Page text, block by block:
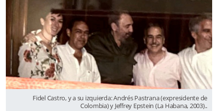
Fidel Castro, y a su izquierda: Andrés Pastrana (expresidente de
Colombia) y Jeffrey Epstein (La Habana, 2003)..